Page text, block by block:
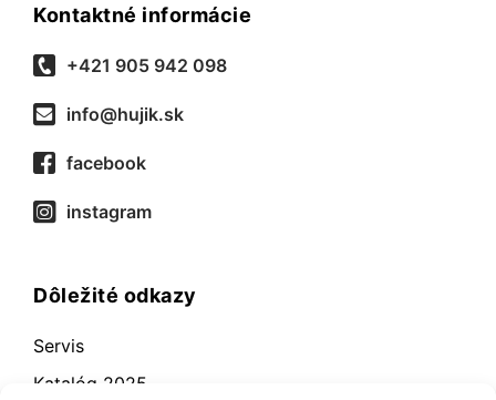
Kontaktné informácie
+421 905 942 098
info@hujik.sk
facebook
instagram
Dôležité odkazy
Servis
Katalóg 2025